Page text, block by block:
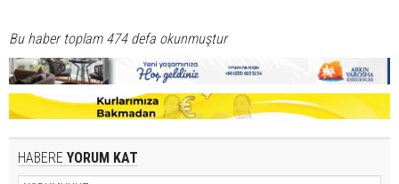
Bu haber toplam 474 defa okunmuştur
HABERE YORUM KAT